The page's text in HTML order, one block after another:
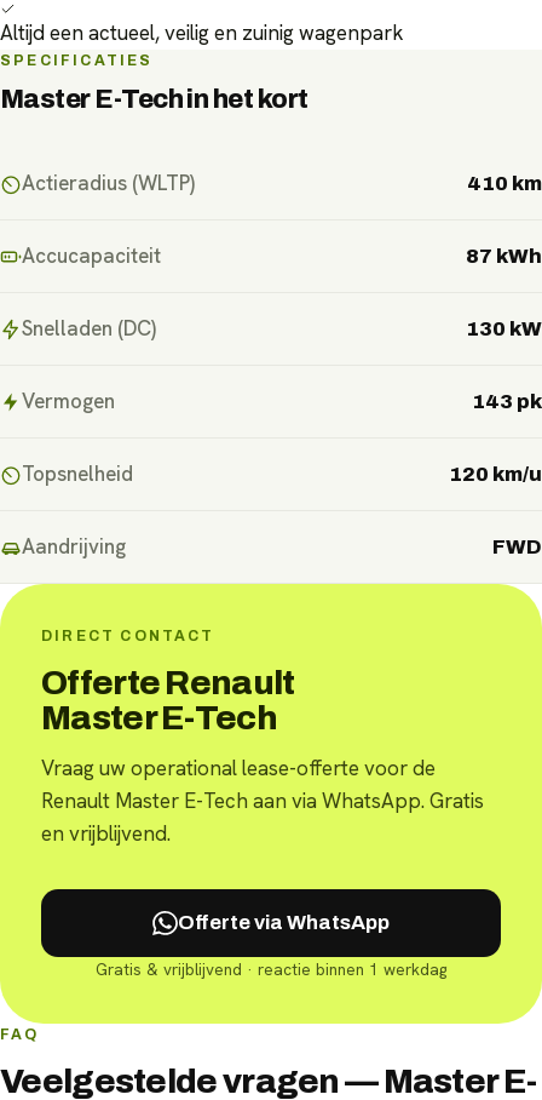
Altijd een actueel, veilig en zuinig wagenpark
SPECIFICATIES
Master E-Techin het kort
Actieradius (WLTP) 410 km
Accucapaciteit 87 kWh
Snelladen (DC) 130 kW
Vermogen 143 pk
Topsnelheid 120 km/u
Aandrijving FWD
DIRECT CONTACT
Offerte Renault
Master E-Tech
Vraag uw operational lease-offerte voor de
Renault Master E-Tech aan via WhatsApp. Gratis
en vrijblijvend.
Offerte via WhatsApp
Gratis & vrijblijvend · reactie binnen 1 werkdag
FAQ
Veelgestelde vragen — Master E-